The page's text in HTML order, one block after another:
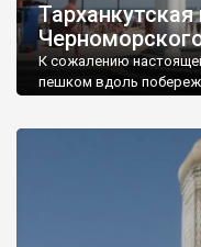
К сожалению
пешком вдоль